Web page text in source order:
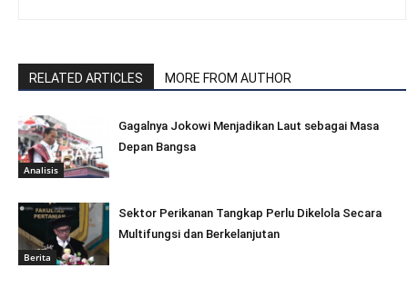
RELATED ARTICLES MORE FROM AUTHOR
Analisis
Gagalnya Jokowi Menjadikan Laut sebagai Masa
Depan Bangsa
Berita
Sektor Perikanan Tangkap Perlu Dikelola Secara
Multifungsi dan Berkelanjutan